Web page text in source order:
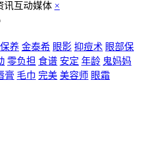
×
保养 金泰希 眼影 抑痘术 眼部保
零负担 食谱 安定 年龄 鬼妈妈
膏 毛巾 完美 美容师 眼霜